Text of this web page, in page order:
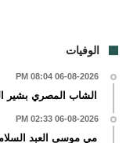
الوفيات
06-08-2026 08:04 PM
الشاب المصري بشير
06-08-2026 02:33 PM
مي موسى العبد